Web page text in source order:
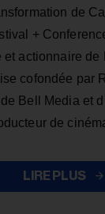
de
+
actionnaire de
cofondée par
Bell Media et
de
LIRE PLUS